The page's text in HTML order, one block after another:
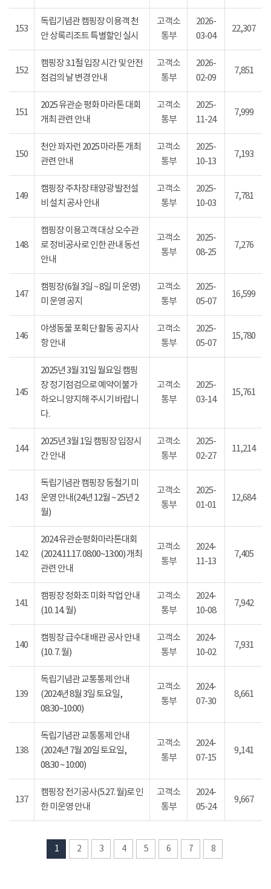
153
독립기념관 캠핑장 이용객 천
안 상록리조트 특별할인 실시
고객소
통부
2026-
03-04
22,307
152
캠핑장 3.1절 입장 시간 및 안전
점검의 날 변경 안내
고객소
통부
2026-
02-09
7,851
151
2025 유관순 평화 마라톤 대회
개최 관련 안내
고객소
통부
2025-
11-24
7,999
150
천안 꽈자런 2025 마라톤 개최
관련 안내
고객소
통부
2025-
10-13
7,193
149
캠핑장 주차장 태양광 발전설
비 설치 공사 안내
고객소
통부
2025-
10-03
7,781
148
캠핑장 이용고객 대상 오수관
로 정비공사로 인한 관내 동선
안내
고객소
통부
2025-
08-25
7,276
147
캠핑장(6월 3일 ~ 8일 미 운영)
미 운영 공지
고객소
통부
2025-
05-07
16,599
146
야생동물 포획단 활동 공지사
항 안내
고객소
통부
2025-
05-07
15,780
145
2025년 3월 31일 월요일 캠핑
장 정기점검으로 예약이불가
하오니 양지해 주시기 바랍니
다.
고객소
통부
2025-
03-14
15,761
144
2025년 3월 1일 캠핑장 입장시
간 안내
고객소
통부
2025-
02-27
11,214
143
독립기념관 캠핑장 동절기 미
운영 안내(24년 12월 ~ 25년 2
월)
고객소
통부
2025-
01-01
12,684
142
2024 유관순평화마라톤대회
(2024.11.17. 08:00~13:00) 개최
관련 안내
고객소
통부
2024-
11-13
7,405
141
캠핑장 정화조 미화 작업 안내
(10. 14. 월)
고객소
통부
2024-
10-08
7,942
140
캠핑장 급수대 배관 공사 안내
(10. 7. 월)
고객소
통부
2024-
10-02
7,931
139
독립기념관 교통통제 안내
(2024년 8월 3일 토요일,
08:30~10:00)
고객소
통부
2024-
07-30
8,661
138
독립기념관 교통통제 안내
(2024년 7월 20일 토요일,
08:30 ~ 10:00)
고객소
통부
2024-
07-15
9,141
137
캠핑장 전기공사(5.27. 월)로 인
한 미운영 안내
고객소
통부
2024-
05-24
9,667
1 2 3 4 5 6 7 8